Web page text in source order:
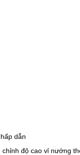
dẫn
độ cao vỉ nướng